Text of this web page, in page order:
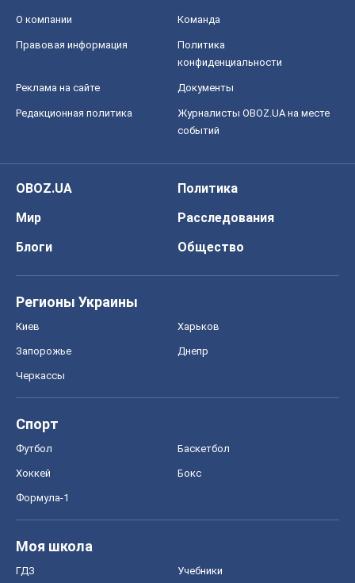
О компании Команда
Правовая информация
Политика
конфиденциальности
Реклама на сайте Документы
Редакционная политика
Журналисты OBOZ.UA на месте
событий
OBOZ.UA
Политика
Мир
Расследования
Блоги
Общество
Регионы Украины
Киев Харьков
Запорожье Днепр
Черкассы
Спорт
Футбол Баскетбол
Хоккей Бокс
Формула-1
Моя школа
ГДЗ Учебники